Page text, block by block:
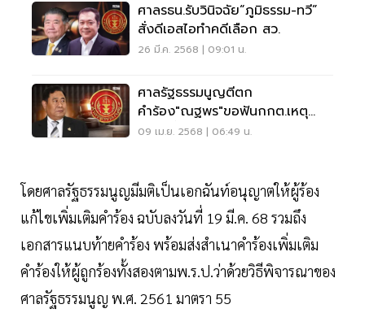
ศาลรธน.รับวินิจฉัย“ภูมิธรรม-ทวี”
สั่งดีเอสไอทำคดีเลือก สว.
26 มี.ค. 2568 | 09:01 น.
ศาลรัฐธรรมนูญตีตก
คำร้อง"ณฐพร"ขอฟันกกต.เหตุ
ปล่อยฮั้วเลือก สว.
09 เม.ย. 2568 | 06:49 น.
โดยศาลรัฐธรรมนูญมีมติเป็นเอกฉันท์อนุญาตให้ผู้ร้อง
แก้ไขเพิ่มเติมคำร้อง ฉบับลงวันที่ 19 มี.ค. 68 รวมถึง
เอกสารแนบท้ายคำร้อง พร้อมส่งสำเนาคำร้องเพิ่มเติม
คำร้องให้ผู้ถูกร้องทั้งสองตามพ.ร.ป.ว่าด้วยวิธีพิจารณาของ
ศาลรัฐธรรมนูญ พ.ศ. 2561 มาตรา 55